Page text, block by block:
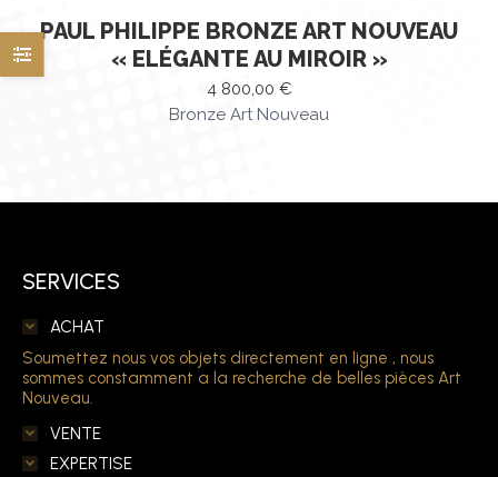
PAUL PHILIPPE BRONZE ART NOUVEAU
« ELÉGANTE AU MIROIR »
4 800,00 €
Bronze Art Nouveau
SERVICES
ACHAT
Soumettez nous vos objets directement en ligne , nous
sommes constamment a la recherche de belles pièces Art
Nouveau.
VENTE
EXPERTISE